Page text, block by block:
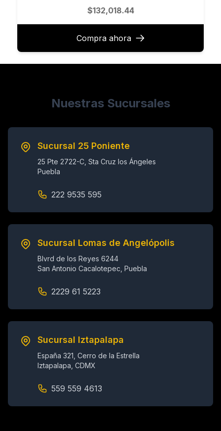
$132,018.44
Compra ahora
Nuestras Sucursales
Sucursal 25 Poniente
25 Pte 2722-C, Sta Cruz los Ángeles
Puebla
222 9535 595
Sucursal Lomas de Angelópolis
Blvrd de los Reyes 6244
San Antonio Cacalotepec, Puebla
2229 61 5223
Sucursal Iztapalapa
España 321, Cerro de la Estrella
Iztapalapa, CDMX
559 559 4613